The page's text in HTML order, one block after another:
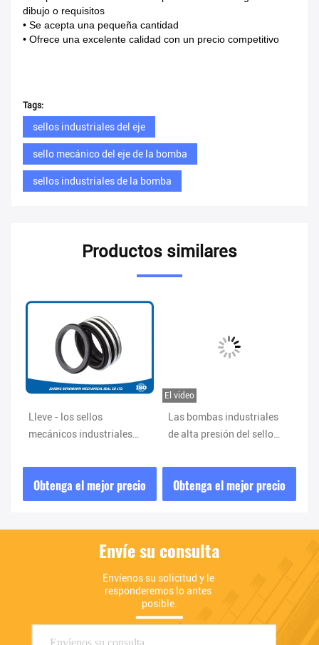
dibujo o requisitos
• Se acepta una pequeña cantidad
• Ofrece una excelente calidad con un precio competitivo
Tags:
sellos industriales del eje
sello mecánico del eje de la bomba
sellos industriales de la bomba
Productos similares
Lleve - los sellos
mecánicos industriales
bombas químicas/de
aguas residuales
Obtenga el mejor precio
El video
Las bombas industriales
de alta presión del sello
certificadas
Obtenga el mejor precio
Envíe su consulta
Envíenos su solicitud y le
responderemos lo antes
posible.